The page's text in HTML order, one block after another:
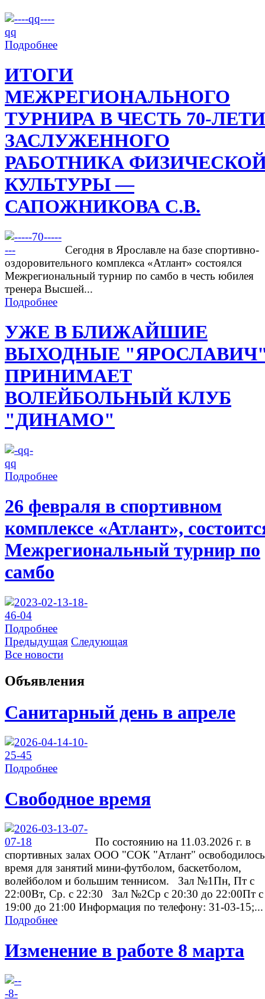
Подробнее
ИТОГИ
МЕЖРЕГИОНАЛЬНОГО
ТУРНИРА В ЧЕСТЬ 70-
ЗАСЛУЖЕННОГО
РАБОТНИКА
КУЛЬТУРЫ —
САПОЖНИКОВА С.В.
Сегодня в Ярославле на базе спортивно-
оздоровительного комплекса «Атлант» состоялся
Межрегиональный турнир по самбо в честь юбилея
тренера Высшей...
Подробнее
УЖЕ В БЛИЖАЙШИЕ
ВЫХОДНЫЕ
ПРИНИМАЕТ
ВОЛЕЙБОЛЬНЫЙ КЛУБ
"ДИНАМО"
Подробнее
26 февраля в спортивном
комплексе «Атлант»,
Межрегиональный турнир по
самбо
Подробнее
Предыдущая Следующая
Все новости
Объявления
Санитарный день в апреле
Подробнее
Свободное время
По состоянию на 11.03.2026 г. в
спортивных залах ООО "СОК "Атлант" освободилось
время для занятий мини-футболом, баскетболом,
волейболом и большим теннисом. Зал №1Пн, Пт с
22:00Вт, Ср. с 22:30 Зал №2Ср с 20:30 до 22:00Пт с
19:00 до 21:00 Информация по телефону: 31-03-15;...
Подробнее
Изменение в работе 8 марта